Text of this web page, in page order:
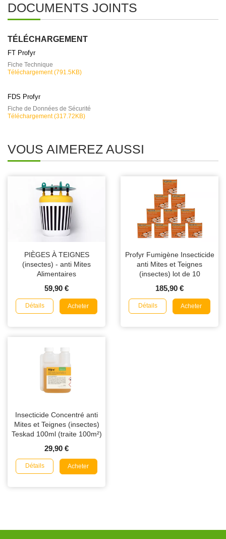
DOCUMENTS JOINTS
TÉLÉCHARGEMENT
FT Profyr
Fiche Technique
Téléchargement (791.5KB)
FDS Profyr
Fiche de Données de Sécurité
Téléchargement (317.72KB)
VOUS AIMEREZ AUSSI
PIÈGES À TEIGNES
(insectes) - anti Mites
Alimentaires
59,90 €
Détails Acheter
Profyr Fumigène Insecticide
anti Mites et Teignes
(insectes) lot de 10
185,90 €
Détails Acheter
Insecticide Concentré anti
Mites et Teignes (insectes)
Teskad 100ml (traite 100m²)
29,90 €
Détails Acheter